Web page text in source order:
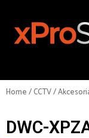
Home/CCTV/
DWC-